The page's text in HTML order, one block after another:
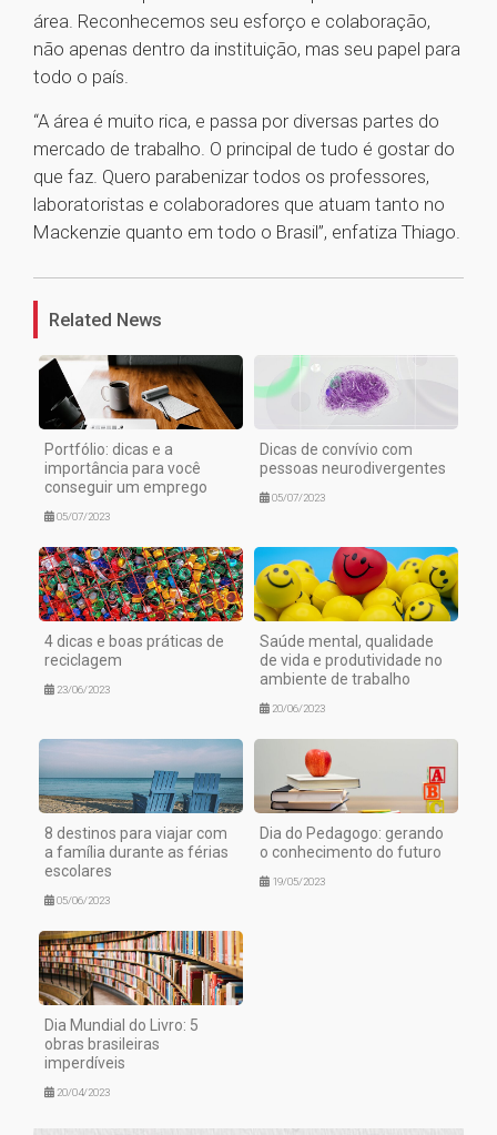
área. Reconhecemos seu esforço e colaboração,
não apenas dentro da instituição, mas seu papel para
todo o país.
“A área é muito rica, e passa por diversas partes do
mercado de trabalho. O principal de tudo é gostar do
que faz. Quero parabenizar todos os professores,
laboratoristas e colaboradores que atuam tanto no
Mackenzie quanto em todo o Brasil”, enfatiza Thiago.
1
Related News
Portfólio: dicas e a
importância para você
conseguir um emprego
05/07/2023
Dicas de convívio com
pessoas neurodivergentes
05/07/2023
4 dicas e boas práticas de
reciclagem
23/06/2023
Saúde mental, qualidade
de vida e produtividade no
ambiente de trabalho
20/06/2023
8 destinos para viajar com
a família durante as férias
escolares
05/06/2023
Dia do Pedagogo: gerando
o conhecimento do futuro
19/05/2023
Dia Mundial do Livro: 5
obras brasileiras
imperdíveis
20/04/2023